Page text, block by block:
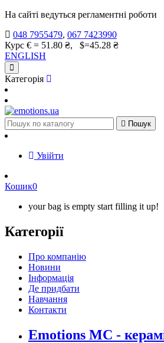
На сайті ведуться регламентні роботи
048 7955479, 067 7423990
Курс € = 51.80 ₴, $=45.28 ₴
ENGLISH
Категорія
 Пошук
Увійти
Кошик0
your bag is empty start filling it up!
Категорії
Про компанію
Новини
Інформація
Де придбати
Навчання
Контакти
Emotions MC -